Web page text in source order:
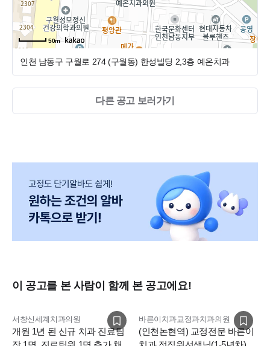
50m
인천 남동구 구월로 274 (구월동) 한성빌딩 2,3층 예온치과
다른 공고 보러가기
이 공고를 본 사람이 함께 본 공고에요!
서창신세계치과의원
개원 1년 된 신규 치과 진료팀
바른이치과교정과치과의원
(인천논현역) 교정전문 바른이